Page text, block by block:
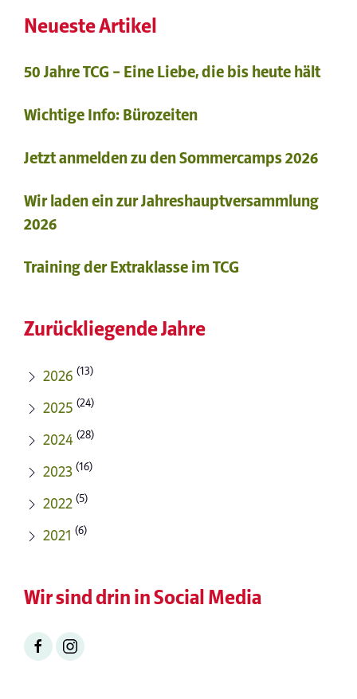
Neueste Artikel
50 Jahre TCG – Eine Liebe, die bis heute hält
Wichtige Info: Bürozeiten
Jetzt anmelden zu den Sommercamps 2026
Wir laden ein zur Jahreshauptversammlung
2026
Training der Extraklasse im TCG
Zurückliegende Jahre
2026 (13)
2025 (24)
2024 (28)
2023 (16)
2022 (5)
2021 (6)
Wir sind drin in Social Media